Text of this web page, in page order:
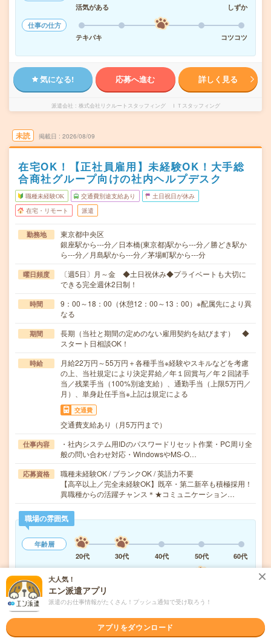
活気がある
しずか
仕事の仕方
テキパキ
コツコツ
気になる! 応募へ進む 詳しく見る
派遣会社 株式会社リクルートスタッフィング ＩＴスタッフィング
未読 掲載日 2026/08/09
在宅OK！【正社員雇用】未経験OK！大手総
合商社グループ向けの社内ヘルプデスク
職種未経験OK 交通費別途支給あり 土日祝日が休み
在宅・リモート 派遣
勤務地
東京都中央区
銀座駅から---分／日本橋(東京都)駅から---分／勝どき駅か
ら---分／月島駅から---分／茅場町駅から---分
曜日頻度
〔週5日〕月～金 ◆土日祝休み◆プライベートも大切に
できる完全週休2日制！
時間
9：00～18：00（休憩12：00～13：00）※配属先により異
なる
期間
長期（当社と期間の定めのない雇用契約を結びます） ◆
スタート日相談OK！
時給
月給22万円～55万円＋各種手当※経験やスキルなどを考慮
の上、当社規定により決定昇給／年１回賞与／年２回諸手
当／残業手当（100%別途支給）、通勤手当（上限5万円／
月）、単身赴任手当※上記は規定による
交通費
交通費支給あり（月5万円まで）
仕事内容
・社内システム用IDのパスワードリセット作業・PC周り全
般の問い合わせ対応・WindowsやMS-O…
応募資格
職種未経験OK / ブランクOK / 英語力不要
【高卒以上／完全未経験OK】既卒・第二新卒も積極採用！
異職種からの活躍チャンス＊★コミュニケーション…
職場の雰囲気
年齢層
20代
30代 40代 50代
60代
男女比率
女性
もっと見る
大人気！
エン派遣アプリ
派遣のお仕事情報がたくさん！プッシュ通知で受け取ろう！
アプリをダウンロード